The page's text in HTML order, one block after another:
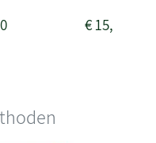
€15,00